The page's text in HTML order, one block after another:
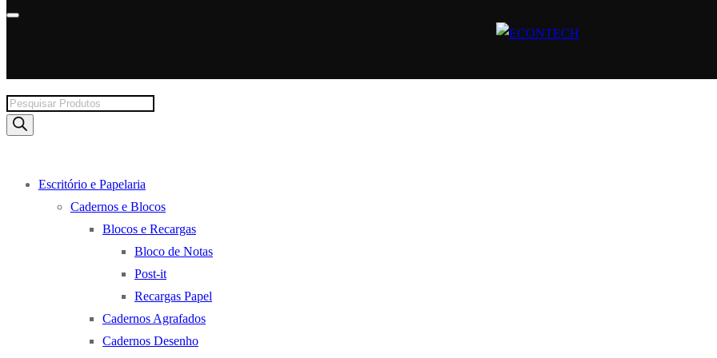
Products
search
Escritório e Papelaria
Cadernos e Blocos
Blocos e Recargas
Bloco de Notas
Post-it
Recargas Papel
Cadernos Agrafados
Cadernos Desenho